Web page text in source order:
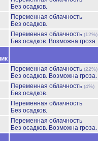
Без осадков.
Переменная облачность
Без осадков.
Переменная облачность (12%)
Без осадков. Возможна гроза.
Переменная облачность (22%)
Без осадков. Возможна гроза.
Переменная облачность (4%)
Без осадков.
Переменная облачность
Без осадков.
Переменная облачность
Без осадков. Возможна гроза.